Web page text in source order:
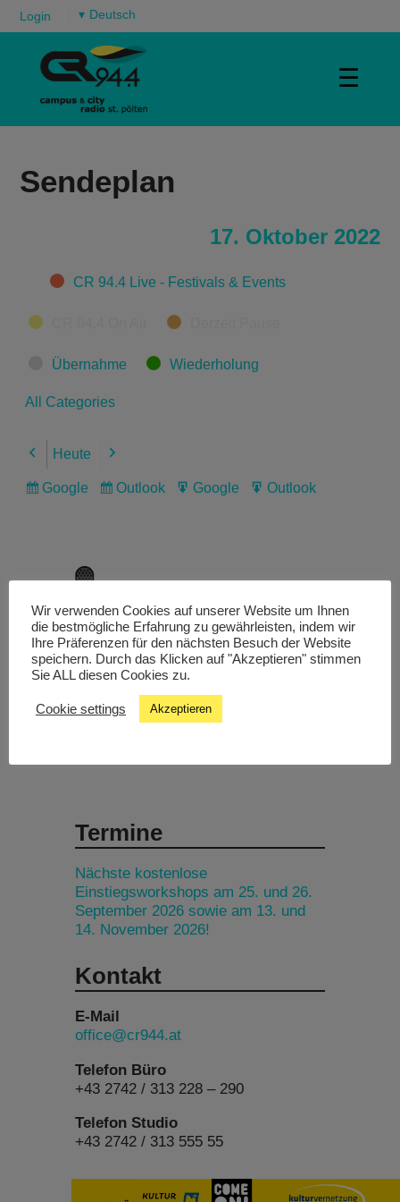
Login ▾
☰
Sendeplan
17. Oktober 2022
CategoriesCR 94.4 Live - Festivals & Events
Übernahme Wiederholung
All Categories
Previous
Heute Next
Subscribe
Google
Subscribe
Outlook
Export
Google
Export
Outlook
Livestream
Studiochat
Termine
Nächste kostenlose
Einstiegsworkshops am 25. und 26.
September 2026 sowie am 13. und
14. November 2026!
Kontakt
E-Mail
office@cr944.at
Telefon Büro
+43 2742 / 313 228 – 290
Telefon Studio
+43 2742 / 313 555 55
Wir verwenden Cookies auf unserer Website um Ihnen
die bestmögliche Erfahrung zu gewährleisten, indem wir
Ihre Präferenzen für den nächsten Besuch der Website
speichern. Durch das Klicken auf "Akzeptieren" stimmen
Sie ALL diesen Cookies zu.
Cookie settings Akzeptieren